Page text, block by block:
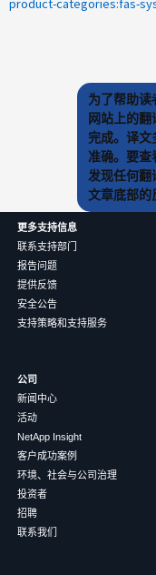
product-categories:fas-
为了帮助读
网站上的翻
完成。译文
准确。要查
发现任何翻
文章底部的
更多支持信息
联系支持部门
报告问题
提供反馈
安全公告
支持策略和支持服务
公司
新闻中心
活动
NetApp Insight
客户成功案例
环境、社会与公司治理
投资者
招聘
联系我们